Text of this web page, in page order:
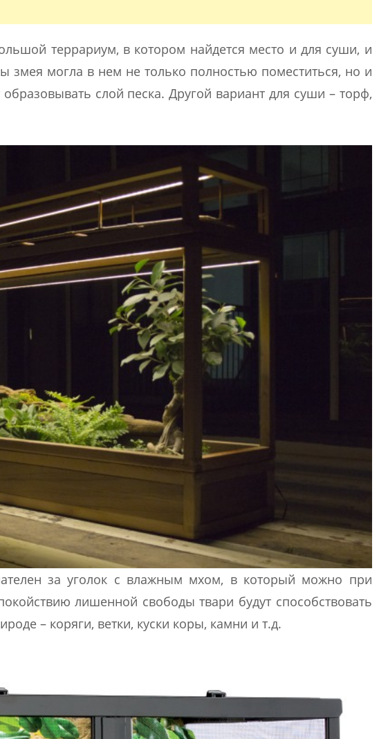
террариум, в котором найдется место и для суши, и
змея могла в нем не только полностью поместиться, но и
слой песка. Другой вариант для суши – торф,
за уголок с влажным мхом, в который можно при
лишенной свободы твари будут способствовать
– коряги, ветки, куски коры, камни и т.д.